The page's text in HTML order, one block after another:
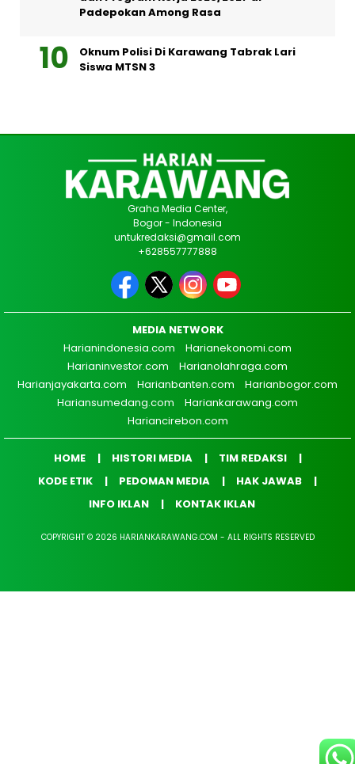
Padepokan Among Rasa
Oknum Polisi Di Karawang Tabrak Lari
Siswa MTSN 3
Graha Media Center,
Bogor - Indonesia
untukredaksi@gmail.com
+628557777888
MEDIA NETWORK
Harianindonesia.com
Harianekonomi.com
Harianinvestor.com
Harianolahraga.com
Harianjayakarta.com
Harianbanten.com
Harianbogor.com
Hariansumedang.com
Hariankarawang.com
Hariancirebon.com
HOME HISTORI MEDIA
TIM REDAKSI
KODE ETIK
PEDOMAN MEDIA
HAK JAWAB
INFO IKLAN
KONTAK IKLAN
COPYRIGHT © 2026 HARIANKARAWANG.COM - ALL RIGHTS RESERVED